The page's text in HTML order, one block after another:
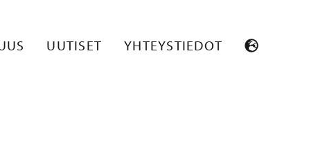
UUTISET YHTEYSTIEDOT